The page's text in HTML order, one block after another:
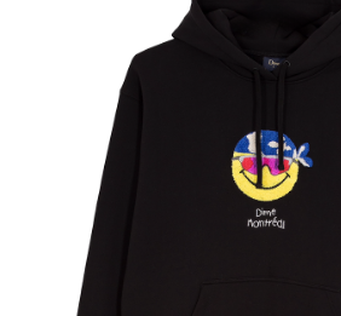
SKATEBOARD
HOMEWARE